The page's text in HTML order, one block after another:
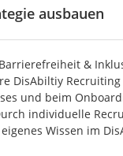
ausbauen
&
DisAbiltiy
und beim
individuelle
Wissen im